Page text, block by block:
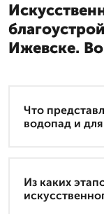
Ижевске.
Что
водопад и
Из каких